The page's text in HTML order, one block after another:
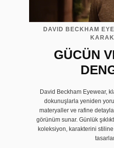
DAVID BECKHAM
GÜCÜN
David Beckham Eyewear,
dokunuşlarla yeniden
materyaller ve rafine
görünüm sunar. Günlük
koleksiyon, karakterini